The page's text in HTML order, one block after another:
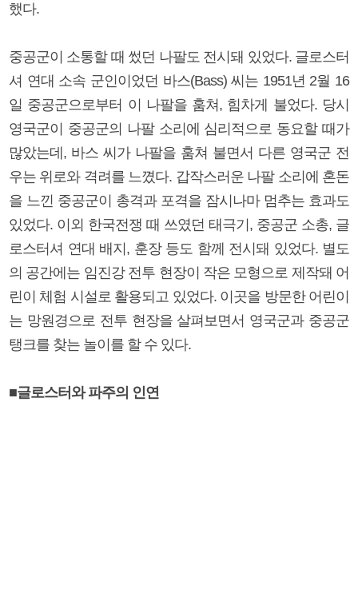
했다.
중공군이 소통할 때 썼던 나팔도 전시돼 있었다. 글로스터
셔 연대 소속 군인이었던 바스(Bass) 씨는 1951년 2월 16
일 중공군으로부터 이 나팔을 훔쳐, 힘차게 불었다. 당시
영국군이 중공군의 나팔 소리에 심리적으로 동요할 때가
많았는데, 바스 씨가 나팔을 훔쳐 불면서 다른 영국군 전
우는 위로와 격려를 느꼈다. 갑작스러운 나팔 소리에 혼돈
을 느낀 중공군이 총격과 포격을 잠시나마 멈추는 효과도
있었다. 이외 한국전쟁 때 쓰였던 태극기, 중공군 소총, 글
로스터셔 연대 배지, 훈장 등도 함께 전시돼 있었다. 별도
의 공간에는 임진강 전투 현장이 작은 모형으로 제작돼 어
린이 체험 시설로 활용되고 있었다. 이곳을 방문한 어린이
는 망원경으로 전투 현장을 살펴보면서 영국군과 중공군
탱크를 찾는 놀이를 할 수 있다.
■글로스터와 파주의 인연